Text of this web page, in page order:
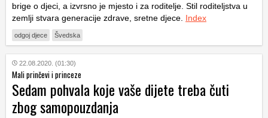
brige o djeci, a izvrsno je mjesto i za roditelje. Stil roditeljstva u
zemlji stvara generacije zdrave, sretne djece. Index
odgoj djece Švedska
22.08.2020. (01:30)
Mali prinčevi i princeze
Sedam pohvala koje vaše dijete treba čuti
zbog samopouzdanja